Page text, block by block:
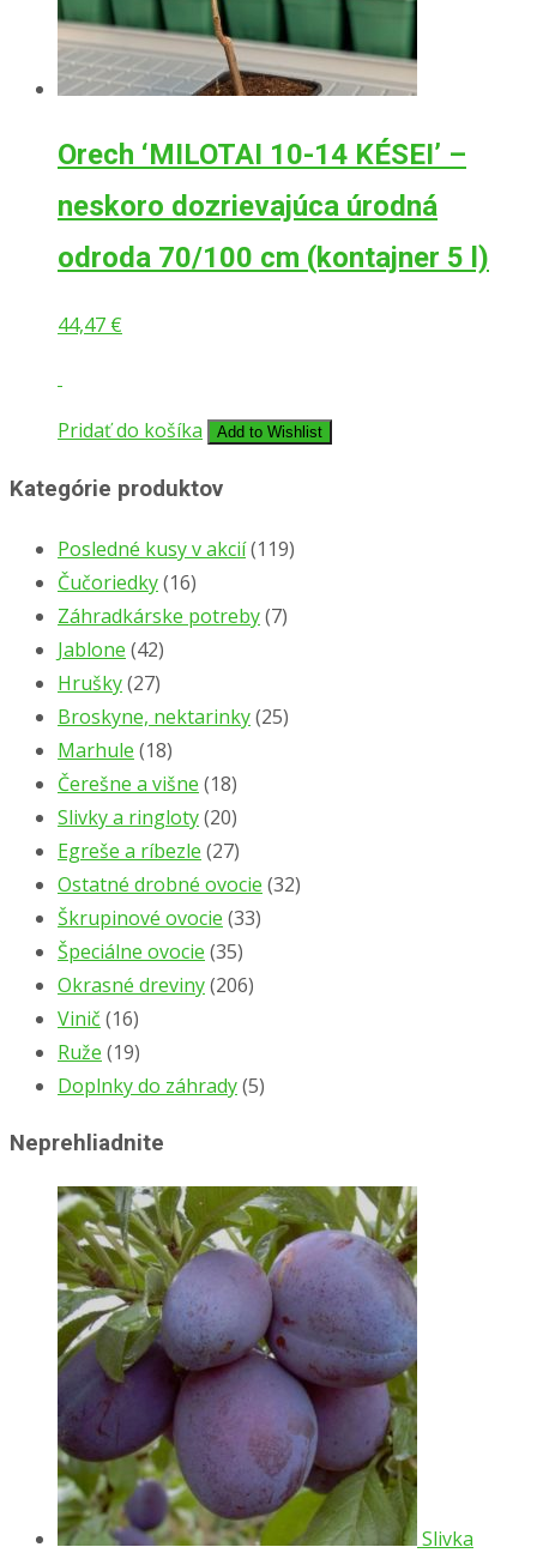
Orech ‘MILOTAI 10-14 KÉSEI’ –
neskoro dozrievajúca úrodná
odroda 70/100 cm (kontajner 5 l)
44,47 €
Pridať do košíka Add to Wishlist
Kategórie produktov
Posledné kusy v akcií(119)
Čučoriedky(16)
Záhradkárske potreby(7)
Jablone (42)
Hrušky(27)
Broskyne, nektarinky(25)
Marhule (18)
Čerešne a višne (18)
Slivky a ringloty(20)
Egreše a ríbezle (27)
Ostatné drobné ovocie (32)
Škrupinové ovocie (33)
Špeciálne ovocie (35)
Okrasné dreviny(206)
Vinič (16)
Ruže (19)
Doplnky do záhrady(5)
Neprehliadnite
Slivka